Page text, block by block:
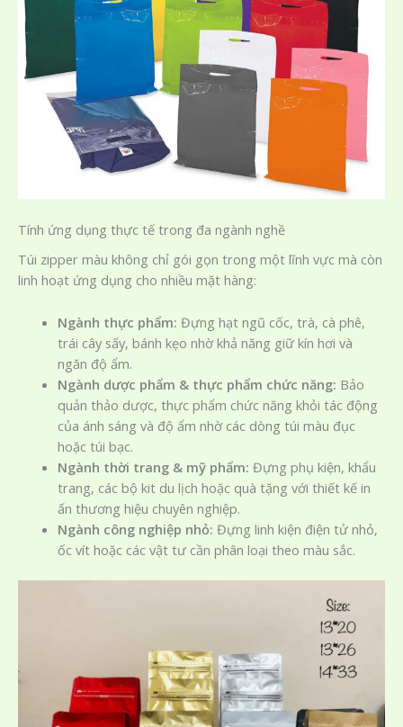
Tính ứng dụng thực tế trong đa ngành nghề
Túi zipper màu không chỉ gói gọn trong một lĩnh vực mà còn
linh hoạt ứng dụng cho nhiều mặt hàng:
Ngành thực phẩm: Đựng hạt ngũ cốc, trà, cà phê,
trái cây sấy, bánh kẹo nhờ khả năng giữ kín hơi và
ngăn độ ẩm.
Ngành dược phẩm & thực phẩm chức năng: Bảo
quản thảo dược, thực phẩm chức năng khỏi tác động
của ánh sáng và độ ẩm nhờ các dòng túi màu đục
hoặc túi bạc.
Ngành thời trang & mỹ phẩm: Đựng phụ kiện, khẩu
trang, các bộ kit du lịch hoặc quà tặng với thiết kế in
ấn thương hiệu chuyên nghiệp.
Ngành công nghiệp nhỏ: Đựng linh kiện điện tử nhỏ,
ốc vít hoặc các vật tư cần phân loại theo màu sắc.